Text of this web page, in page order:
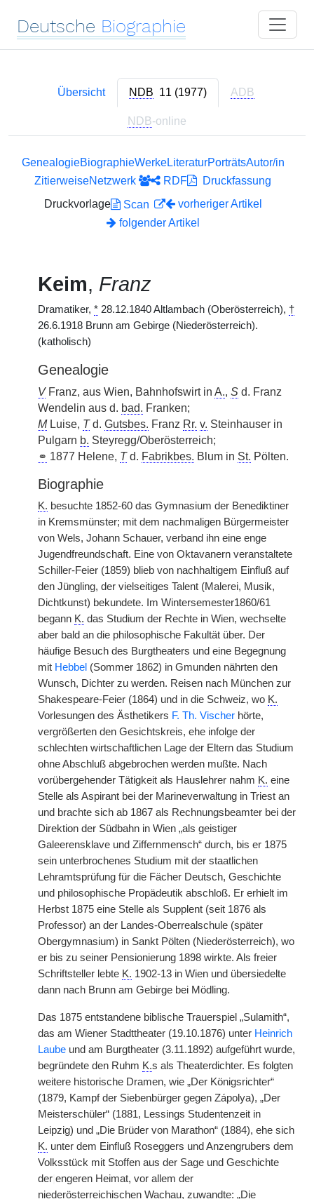
Deutsche Biographie
Übersicht NDB 11 (1977) ADB
NDB-online
GenealogieBiographieWerkeLiteraturPorträtsAutor/in
ZitierweiseNetzwerk RDF
Druckfassung
Druckvorlage
Scan
vorheriger Artikel
folgender Artikel
Keim, Franz
Dramatiker, * 28.12.1840 Altlambach (Oberösterreich), †
26.6.1918 Brunn am Gebirge (Niederösterreich).
(katholisch)
Genealogie
VFranz, aus Wien, Bahnhofswirt in A., S d. Franz
Wendelin aus d. bad. Franken;
MLuise, Td. Gutsbes. Franz Rr. v. Steinhauser in
Pulgarn b. Steyregg/Oberösterreich;
⚭ 1877 Helene, Td. Fabrikbes. Blum in St. Pölten.
Biographie
K. besuchte 1852-60 das Gymnasium der Benediktiner
in Kremsmünster; mit dem nachmaligen Bürgermeister
von Wels, Johann Schauer, verband ihn eine enge
Jugendfreundschaft. Eine von Oktavanern veranstaltete
Schiller-Feier (1859) blieb von nachhaltigem Einfluß auf
den Jüngling, der vielseitiges Talent (Malerei, Musik,
Dichtkunst) bekundete. Im Wintersemester1860/61
begann K. das Studium der Rechte in Wien, wechselte
aber bald an die philosophische Fakultät über. Der
häufige Besuch des Burgtheaters und eine Begegnung
mit Hebbel (Sommer 1862) in Gmunden nährten den
Wunsch, Dichter zu werden. Reisen nach München zur
Shakespeare-Feier (1864) und in die Schweiz, wo K.
Vorlesungen des Ästhetikers F. Th. Vischer hörte,
vergrößerten den Gesichtskreis, ehe infolge der
schlechten wirtschaftlichen Lage der Eltern das Studium
ohne Abschluß abgebrochen werden mußte. Nach
vorübergehender Tätigkeit als Hauslehrer nahm K. eine
Stelle als Aspirant bei der Marineverwaltung in Triest an
und brachte sich ab 1867 als Rechnungsbeamter bei der
Direktion der Südbahn in Wien „als geistiger
Galeerensklave und Ziffernmensch“ durch, bis er 1875
sein unterbrochenes Studium mit der staatlichen
Lehramtsprüfung für die Fächer Deutsch, Geschichte
und philosophische Propädeutik abschloß. Er erhielt im
Herbst 1875 eine Stelle als Supplent (seit 1876 als
Professor) an der Landes-Oberrealschule (später
Obergymnasium) in Sankt Pölten (Niederösterreich), wo
er bis zu seiner Pensionierung 1898 wirkte. Als freier
Schriftsteller lebte K. 1902-13 in Wien und übersiedelte
dann nach Brunn am Gebirge bei Mödling.
Das 1875 entstandene biblische Trauerspiel „Sulamith“,
das am Wiener Stadttheater (19.10.1876) unter Heinrich
Laube und am Burgtheater (3.11.1892) aufgeführt wurde,
begründete den Ruhm K.s als Theaterdichter. Es folgten
weitere historische Dramen, wie „Der Königsrichter“
(1879, Kampf der Siebenbürger gegen Zápolya), „Der
Meisterschüler“ (1881, Lessings Studentenzeit in
Leipzig) und „Die Brüder von Marathon“ (1884), ehe sich
K. unter dem Einfluß Roseggers und Anzengrubers dem
Volksstück mit Stoffen aus der Sage und Geschichte
der engeren Heimat, vor allem der
niederösterreichischen Wachau, zuwandte: „Die